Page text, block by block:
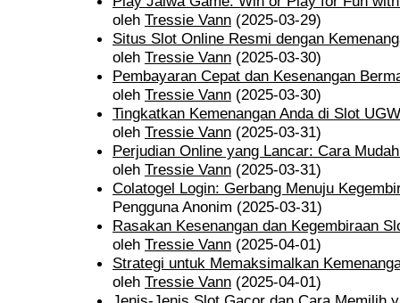
oleh Tressie Vann (2025-03-29)
Situs Slot Online Resmi dengan
oleh Tressie Vann (2025-03-30)
Pembayaran Cepat dan Kesenangan
oleh Tressie Vann (2025-03-30)
Tingkatkan Kemenangan Anda di Slot
oleh Tressie Vann (2025-03-31)
Perjudian Online yang Lancar: Cara
oleh Tressie Vann (2025-03-31)
Colatogel Login: Gerbang Menuju
Pengguna Anonim (2025-03-31)
Rasakan Kesenangan dan Kegembiraan
oleh Tressie Vann (2025-04-01)
Strategi untuk Memaksimalkan
oleh Tressie Vann (2025-04-01)